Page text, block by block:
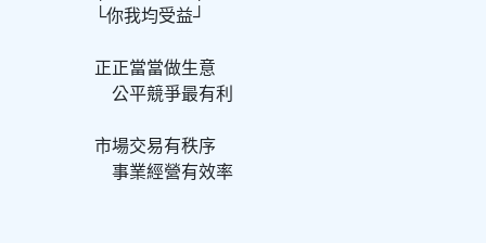
└你我均受益┘
正正當當做生意
公平競爭最有利
市場交易有秩序
事業經營有效率